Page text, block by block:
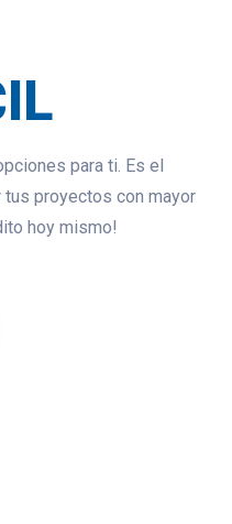
para ti. Es el
proyectos con mayor
hoy mismo!